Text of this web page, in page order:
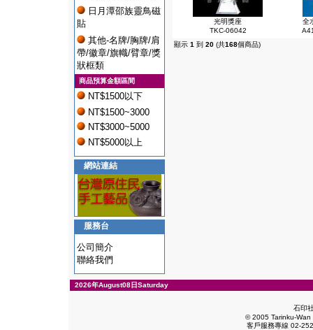
日月潭邵族靈鳥磁
貼
其他-名牌/胸牌/肩
帶/徽章/旗幟/臂章/獎
狀框類
商品預算金額區間
NT$1500以下
NT$1500~3000
NT$3000~5000
NT$5000以上
網站連結
服務台
公司簡介
聯絡我們
光明獎座
TKC-06042
全
顯示 1 到 20(共168個商品)
2026年August08日Saturday
石印
© 2005 Tarinku-Wan
客戶服務專線 02-